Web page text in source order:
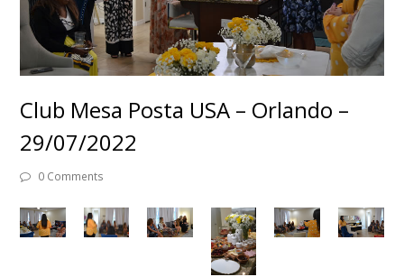
Club Mesa Posta USA – Orlando –
29/07/2022
0 Comments